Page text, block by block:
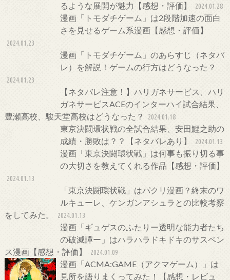
るような展開が魅力【感想・評価】
2024.01.28
漫画「トモダチゲーム」は2段階加速の面白
さを見せるゲーム系漫画【感想・評価】
2024.01.23
漫画「トモダチゲーム」のあらすじ（ネタバ
レ）を解説！ゲームの行方はどうなった？
2024.01.23
【ネタバレ注意！】ハリガネサービス、ハリ
ガネサービスACEのインターハイ試合結果、
豊瀬高校、駿天堂高校はどうなった？
2024.01.18
東京決闘環状戦の全試合結果、安田鯉之助の
成績・勝敗は？？【ネタバレあり】
2024.01.13
漫画「東京決闘環状戦」は何事も振り切る事
の大切さを教えてくれる作品【感想・評価】
2024.01.13
「東京決闘環状戦」はパクリ漫画？終末のワ
ルキューレ、ケンガンアシュラとの比較考察
をしてみた。
2024.01.13
漫画「ギュゲスのふたりー透明な能力者たち
の破滅譚ー」はハラハラドキドキのサスペン
ス漫画【感想・評価】
2024.01.09
漫画「ACMA:GAME（アクマゲーム）」は
見所を語りまくってみた！【感想・レビュ